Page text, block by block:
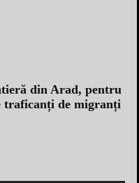
din Arad, pentru
traficanți de migranți